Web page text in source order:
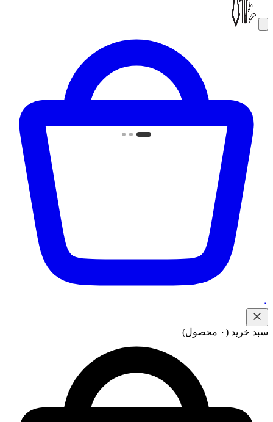
۰
سبد خرید (۰ محصول)